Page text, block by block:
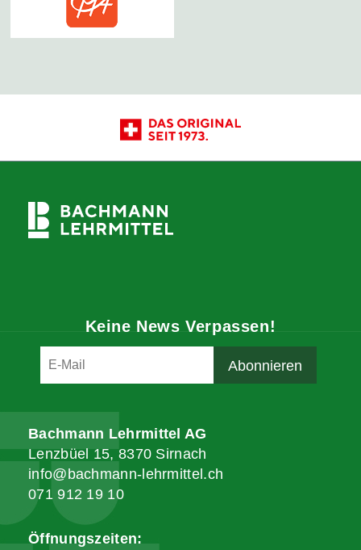
Keine News Verpassen!
Bachmann Lehrmittel AG
Lenzbüel 15, 8370 Sirnach
info@bachmann-lehrmittel.ch
071 912 19 10
Öffnungszeiten: